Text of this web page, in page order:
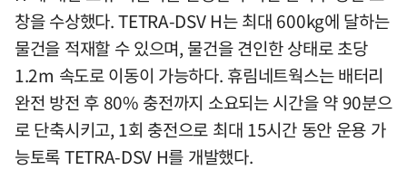
창을 수상했다. TETRA-DSV H는 최대 600kg에 달하는
물건을 적재할 수 있으며, 물건을 견인한 상태로 초당
1.2m 속도로 이동이 가능하다. 휴림네트웍스는 배터리
완전 방전 후 80% 충전까지 소요되는 시간을 약 90분으
로 단축시키고, 1회 충전으로 최대 15시간 동안 운용 가
능토록 TETRA-DSV H를 개발했다.